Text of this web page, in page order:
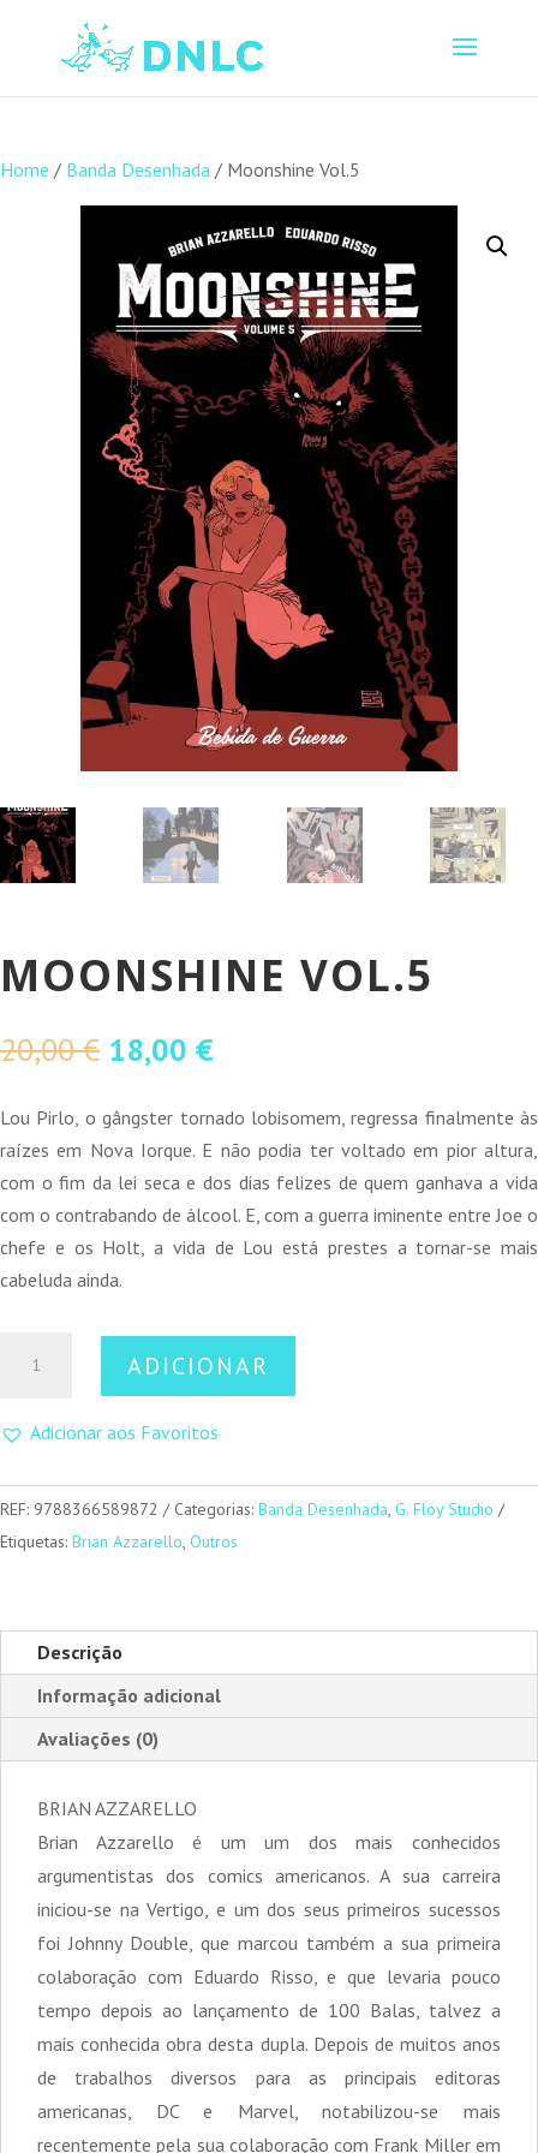
Home / Banda Desenhada / Moonshine Vol.5
MOONSHINE VOL.5
20,00€ O
original
era:
20,00 €.
18,00 €O
atual
é:
18,00 €.
Lou Pirlo, o gângster tornado lobisomem, regressa finalmente às
raízes em Nova Iorque. E não podia ter voltado em pior altura,
com o fim da lei seca e dos dias felizes de quem ganhava a vida
com o contrabando de álcool. E, com a guerra iminente entre Joe o
chefe e os Holt, a vida de Lou está prestes a tornar-se mais
cabeluda ainda.
Vol.5
ADICIONAR
Adicionar aos Favoritos
REF: 9788366589872 Categorias: Banda Desenhada, G. Floy Studio
Etiquetas: Brian Azzarello, Outros
Descrição
Informação adicional
Avaliações (0)
BRIAN AZZARELLO
Brian Azzarello é um um dos mais conhecidos
argumentistas dos comics americanos. A sua carreira
iniciou-se na Vertigo, e um dos seus primeiros sucessos
foi Johnny Double, que marcou também a sua primeira
colaboração com Eduardo Risso, e que levaria pouco
tempo depois ao lançamento de 100 Balas, talvez a
mais conhecida obra desta dupla. Depois de muitos anos
de trabalhos diversos para as principais editoras
americanas, DC e Marvel, notabilizou-se mais
recentemente pela sua colaboração com Frank Miller em